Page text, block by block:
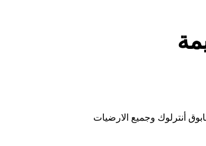
أنترلوك وجميع الارضيات